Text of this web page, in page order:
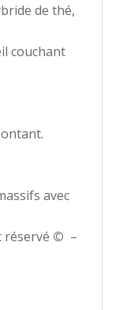
de thé,
couchant
avec
© –